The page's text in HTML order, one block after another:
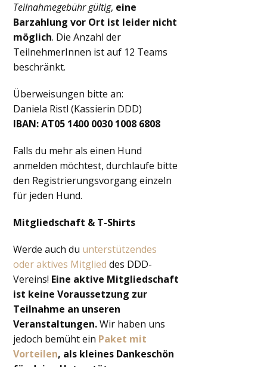
Teilnahmegebühr gültig, eine
Barzahlung vor Ort ist leider nicht
möglich. Die Anzahl der
TeilnehmerInnen ist auf 12 Teams
beschränkt.
Überweisungen bitte an:
Daniela Ristl (Kassierin DDD)
IBAN: AT05 1400 0030 1008 6808
Falls du mehr als einen Hund
anmelden möchtest, durchlaufe bitte
den Registrierungsvorgang einzeln
für jeden Hund.
Mitgliedschaft & T-Shirts
Werde auch du unterstützendes
oder aktives Mitglied des DDD-
Vereins! Eine aktive Mitgliedschaft
ist keine Voraussetzung zur
Teilnahme an unseren
Veranstaltungen.Wir haben uns
jedoch bemüht ein Paket mit
Vorteilen, als kleines Dankeschön